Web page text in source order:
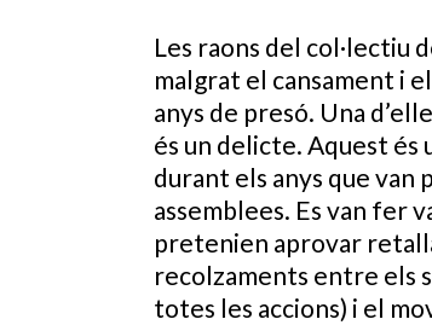
Les raons del col·lectiu
malgrat el cansament i
anys de presó. Una
és un delicte. Aquest
durant els anys que van
assemblees. Es van fer
pretenien aprovar
recolzaments entre els
totes les accions) i el